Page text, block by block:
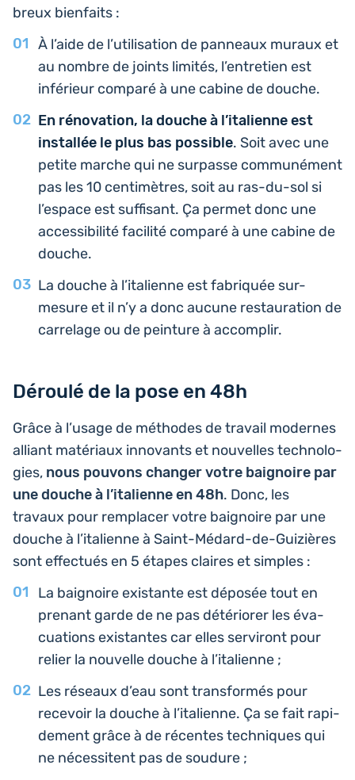
breux bienfaits :
À l’aide de l’uti­li­sa­tion de pan­neaux muraux et
au nombre de joints limités, l’entre­tien est
infé­rieur comparé à une cabine de douche.
En réno­va­tion, la douche à l’i­ta­lienne est
ins­tal­lée le plus bas pos­sible. Soit avec une
petite marche qui ne sur­passe com­mu­né­ment
pas les 10 cen­ti­mètres, soit au ras-du-sol si
l’es­pace est suf­fi­sant. Ça permet donc une
acces­si­bi­li­té faci­li­té comparé à une cabine de
douche.
La douche à l’i­ta­lienne est fabri­quée sur-
mesure et il n’y a donc aucune res­tau­ra­tion de
car­re­lage ou de pein­ture à accomplir.
Déroulé de la pose en 48h
Grâce à l’usage de méthodes de travail modernes
alliant maté­riaux inno­vants et nou­velles tech­no­lo­
gies, nous pouvons changer votre bai­gnoire par
une douche à l’i­ta­lienne en 48h. Donc, les
travaux pour rem­pla­cer votre bai­gnoire par une
douche à l’i­ta­lienne à Saint-Médard-de-Gui­zières
sont effec­tués en 5 étapes claires et simples :
La bai­gnoire exis­tante est déposée tout en
prenant garde de ne pas dété­rio­rer les éva­
cua­tions exis­tantes car elles ser­vi­ront pour
relier la nou­velle douche à l’italienne ;
Les réseaux d’eau sont trans­for­més pour
rece­voir la douche à l’i­ta­lienne. Ça se fait rapi­
de­ment grâce à de récentes tech­niques qui
ne néces­sitent pas de soudure ;